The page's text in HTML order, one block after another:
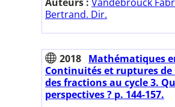
Bertrand. Dir.
2018 Mathématiques
Continuités et ruptures
des fractions au cycle 3.
perspectives ? p. 144-157.